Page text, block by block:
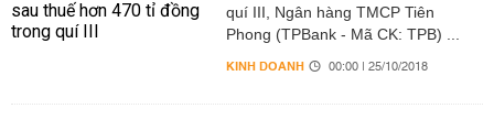
quí III, Ngân hàng TMCP Tiên
Phong (TPBank - Mã CK: TPB) ...
KINH DOANH 00:00 | 25/10/2018